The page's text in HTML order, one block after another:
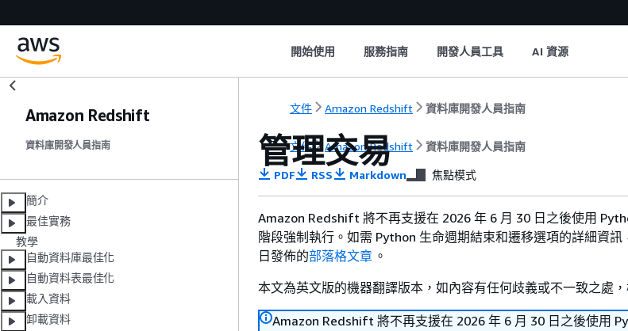
開始使用 服務指南 開發人員工具 AI 資源
Amazon Redshift
資料庫開發人員指南
簡介
最佳實務
教學
自動資料庫最佳化
自動資料表最佳化
載入資料
卸載資料
文件 Amazon Redshift 資料庫開發人員指南
文件 Amazon Redshift 資料庫開發人員指南
管理交易
PDF RSS Markdown 焦點模式
Amazon Redshift 將不再支援在 2026 年 6 月 30 日之後使用
階段強制執行。如需 Python 生命週期結束和遷移選項的詳細資訊
日發佈的部落格文章 。
本文為英文版的機器翻譯版本，如內容有任何歧義或不一致之處
Amazon Redshift 將不再支援在 2026 年 6 月 30 日之後使用